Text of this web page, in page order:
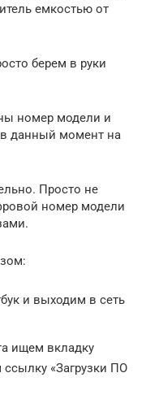
емкостью от
берем в руки
номер модели и
данный момент на
Просто не
номер модели
и выходим в сеть
ищем вкладку
«Загрузки ПО